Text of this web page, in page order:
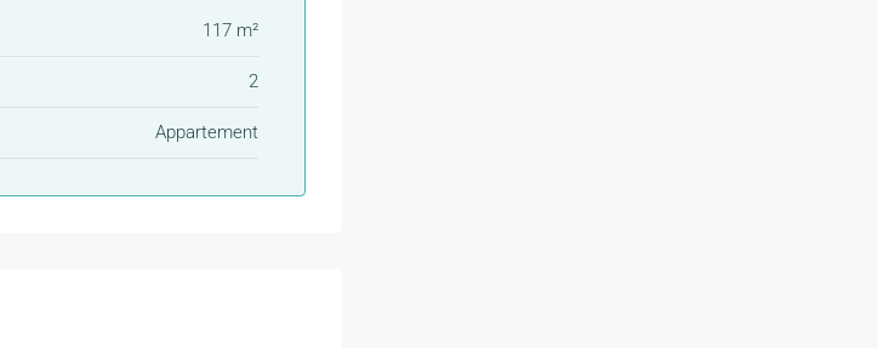
117 m²
2
Appartement